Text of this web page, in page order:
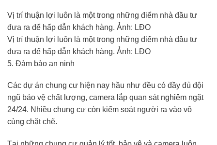
Vị trí thuận lợi luôn là một trong những điểm nhà đầu tư
đưa ra để hấp dẫn khách hàng. Ảnh: LĐO
Vị trí thuận lợi luôn là một trong những điểm nhà đầu tư
đưa ra để hấp dẫn khách hàng. Ảnh: LĐO
5. Đảm bảo an ninh
Các dự án chung cư hiện nay hầu như đều có đầy đủ đội
ngũ bảo vệ chất lượng, camera lắp quan sát nghiêm ngặt
24/24. Nhiều chung cư còn kiểm soát người ra vào vô
cùng chặt chẽ.